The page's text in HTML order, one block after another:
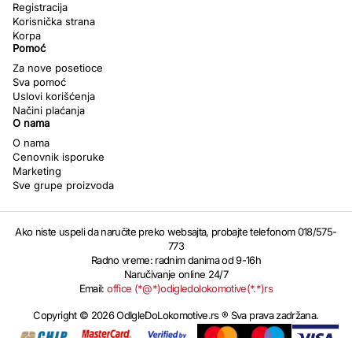
Registracija
Korisnička strana
Korpa
Pomoć
Za nove posetioce
Sva pomoć
Uslovi korišćenja
Načini plaćanja
O nama
O nama
Cenovnik isporuke
Marketing
Sve grupe proizvoda
Ako niste uspeli da naručite preko websajta, probajte telefonom 018/575-
773
Radno vreme: radnim danima od 9-16h
Naručivanje online 24/7
Email:office (*@*)odigledolokomotive(*.*)rs
Copyright © 2026 OdIgleDoLokomotive.rs ® Sva prava zadržana.